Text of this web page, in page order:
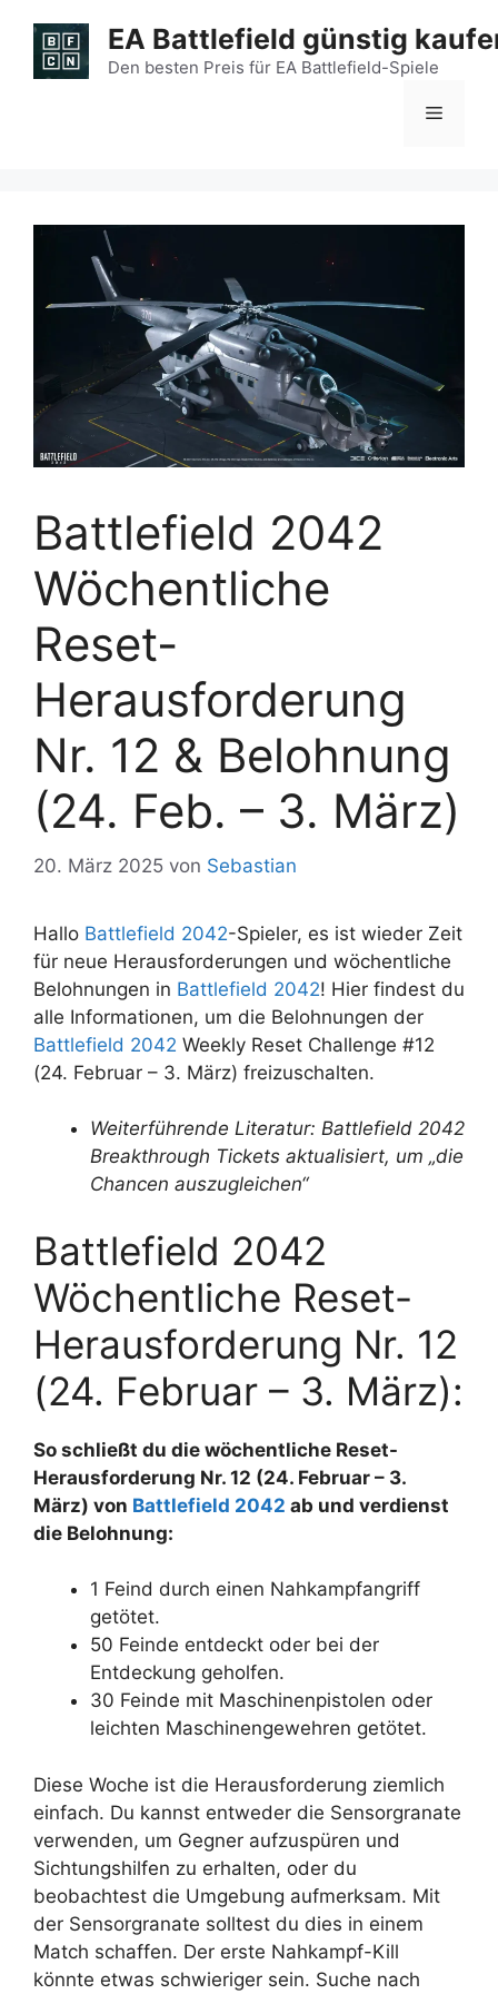
Inhalt
springen
EA Battlefield günstig
Den besten Preis für EA Battlefield-Spiele
Menü
Battlefield 2042
Wöchentliche
Reset-
Herausforderung
Nr. 12 & Belohnung
(24. Feb. – 3. März)
20. März 2025 von Sebastian
Hallo Battlefield 2042-Spieler, es ist wieder Zeit
für neue Herausforderungen und wöchentliche
Belohnungen in Battlefield 2042! Hier findest du
alle Informationen, um die Belohnungen der
Battlefield 2042 Weekly Reset Challenge #12
(24. Februar – 3. März) freizuschalten.
Weiterführende Literatur: Battlefield 2042
Breakthrough Tickets aktualisiert, um „die
Chancen auszugleichen“
Battlefield 2042
Wöchentliche Reset-
Herausforderung Nr. 12
(24. Februar – 3. März):
So schließt du die wöchentliche Reset-
Herausforderung Nr. 12 (24. Februar – 3.
März) von Battlefield 2042 ab und verdienst
die Belohnung:
1 Feind durch einen Nahkampfangriff
getötet.
50 Feinde entdeckt oder bei der
Entdeckung geholfen.
30 Feinde mit Maschinenpistolen oder
leichten Maschinengewehren getötet.
Diese Woche ist die Herausforderung ziemlich
einfach. Du kannst entweder die Sensorgranate
verwenden, um Gegner aufzuspüren und
Sichtungshilfen zu erhalten, oder du
beobachtest die Umgebung aufmerksam. Mit
der Sensorgranate solltest du dies in einem
Match schaffen. Der erste Nahkampf-Kill
könnte etwas schwieriger sein. Suche nach